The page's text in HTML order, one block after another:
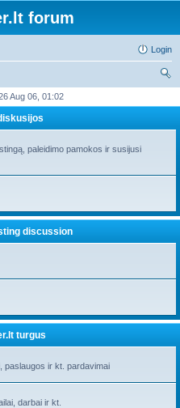
forum
Login
Aug 06, 01:02
paleidimo pamokos ir susijusi
discussion
turgus
paslaugos ir kt. pardavimai
darbai ir kt.